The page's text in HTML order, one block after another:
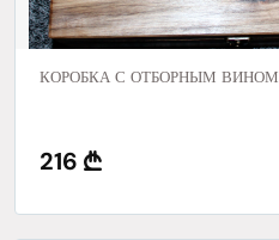
КОРОБКА С ОТБОРНЫМ ВИНОМ
216